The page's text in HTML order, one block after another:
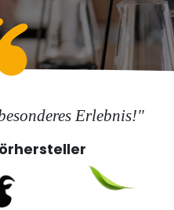
Erlebnis!"